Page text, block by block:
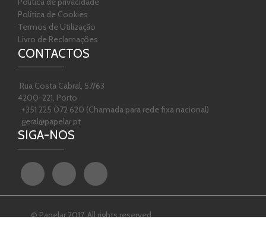
Política de Cookies
Termos de Utilização
Livro de Reclamações
CONTACTOS
Rua Costa Cabral, 57/63
4200-221, Porto
+351 225 072 620 (Chamada para rede fixa nacional)
geral@papelar.pt
SIGA-NOS
© Papelar 2017. All rights reserved